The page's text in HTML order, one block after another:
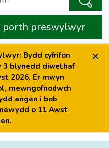
porth preswylwyr
Bydd cyfrifon
3 blynedd diwethaf
2026. Er mwyn
mewngofnodwch
angen i bob
o 11 Awst
×